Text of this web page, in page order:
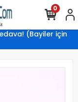
(Bayiler için
0